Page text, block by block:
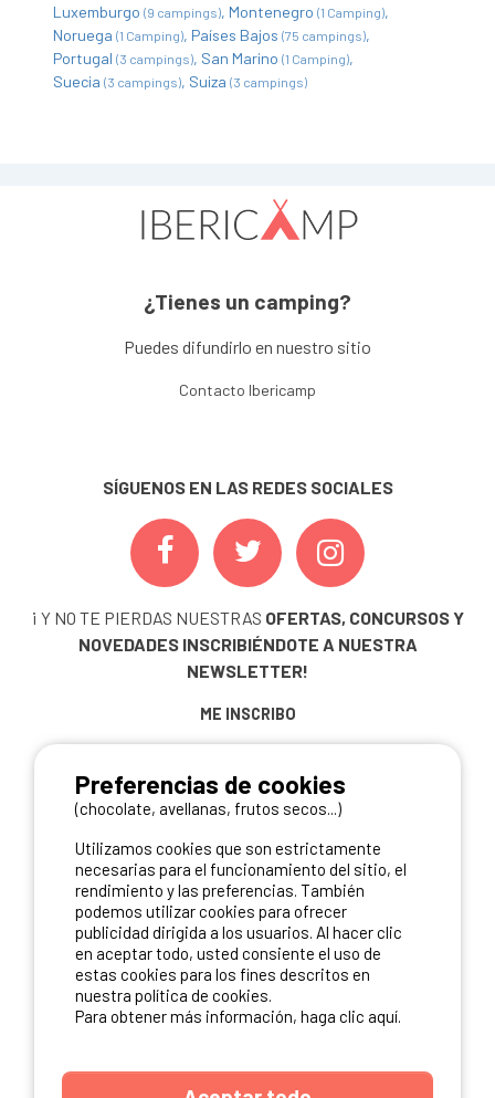
Luxemburgo (9 campings) Montenegro (1 Camping)
Noruega (1 Camping) Países Bajos (75 campings)
Portugal (3 campings) San Marino (1 Camping)
Suecia (3 campings) Suiza (3 campings)
¿Tienes un camping?
Puedes difundirlo en nuestro sitio
Contacto Ibericamp
SÍGUENOS EN LAS REDES SOCIALES
¡ Y NO TE PIERDAS NUESTRAS OFERTAS, CONCURSOS Y
NOVEDADES INSCRIBIÉNDOTE A NUESTRA
NEWSLETTER!
ME INSCRIBO
NUESTROS PARTNERS
Preferencias de cookies
(chocolate, avellanas, frutos secos...)
Utilizamos cookies que son estrictamente
necesarias para el funcionamiento del sitio, el
rendimiento y las preferencias. También
podemos utilizar cookies para ofrecer
publicidad dirigida a los usuarios. Al hacer clic
en aceptar todo, usted consiente el uso de
estas cookies para los fines descritos en
nuestra política de cookies.
Para obtener más información, haga clic aquí.